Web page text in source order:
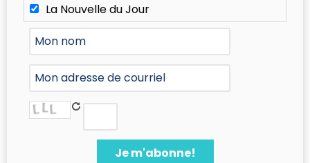
La Nouvelle du Jour